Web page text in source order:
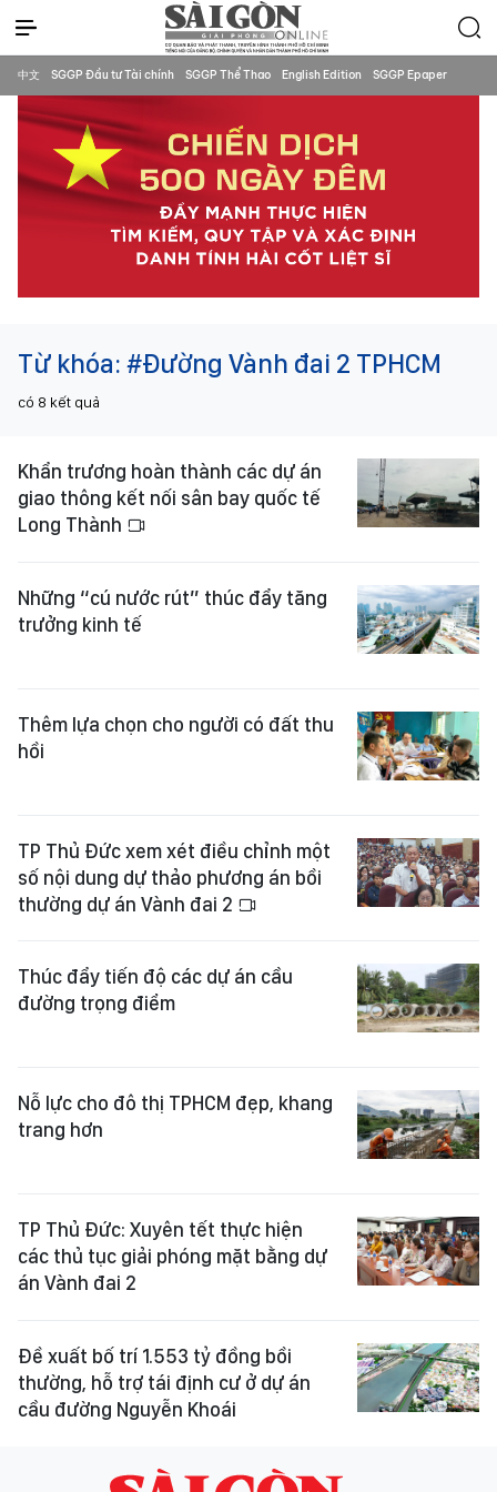
中文 SGGP Đầu tư Tài chính SGGP Thể Thao English Edition SGGP Epaper
Từ khóa: #Đường Vành đai 2 TPHCM
có 8 kết quả
Khẩn trương hoàn thành các dự án
giao thông kết nối sân bay quốc tế
Long Thành
Những “cú nước rút” thúc đẩy tăng
trưởng kinh tế
Thêm lựa chọn cho người có đất thu
hồi
TP Thủ Đức xem xét điều chỉnh một
số nội dung dự thảo phương án bồi
thường dự án Vành đai 2
Thúc đẩy tiến độ các dự án cầu
đường trọng điểm
Nỗ lực cho đô thị TPHCM đẹp, khang
trang hơn
TP Thủ Đức: Xuyên tết thực hiện
các thủ tục giải phóng mặt bằng dự
án Vành đai 2
Đề xuất bố trí 1.553 tỷ đồng bồi
thường, hỗ trợ tái định cư ở dự án
cầu đường Nguyễn Khoái